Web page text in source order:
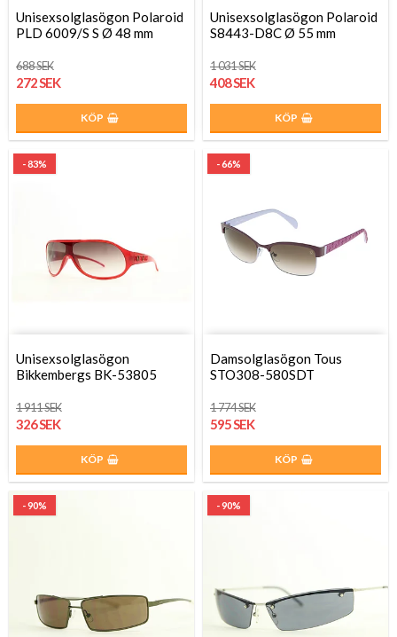
Unisexsolglasögon Polaroid
PLD 6009/S S Ø 48 mm
688 SEK
272 SEK
KÖP
Unisexsolglasögon Polaroid
S8443-D8C Ø 55 mm
1 031 SEK
408 SEK
KÖP
- 83%
Unisexsolglasögon
Bikkembergs BK-53805
1 911 SEK
326 SEK
KÖP
- 66%
Damsolglasögon Tous
STO308-580SDT
1 774 SEK
595 SEK
KÖP
- 90% - 90%